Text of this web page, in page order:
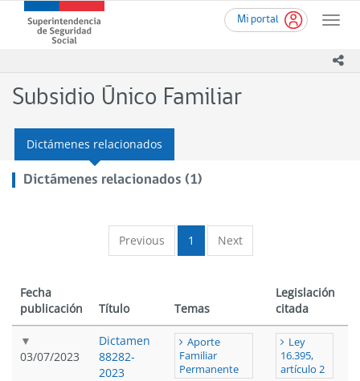
contenido
Mi portal
Toggle
Superintendencia
de
(SUSESO)
-
de
Chile
Subsidio Único Familiar
Dictámenes relacionados
Dictámenes relacionados (1)
Previous 1 Next
Fecha
publicación
Título Temas
Legislación
citada
03/07/2023
Dictamen
88282-
2023
Aporte
Familiar
Permanente
Ley
16.395,
artículo 2